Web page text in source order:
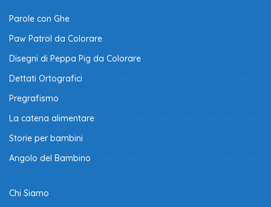
Parole con Ghe
Paw Patrol da Colorare
Disegni di Peppa Pig da Colorare
Dettati Ortografici
Pregrafismo
La catena alimentare
Storie per bambini
Angolo del Bambino
Chi Siamo